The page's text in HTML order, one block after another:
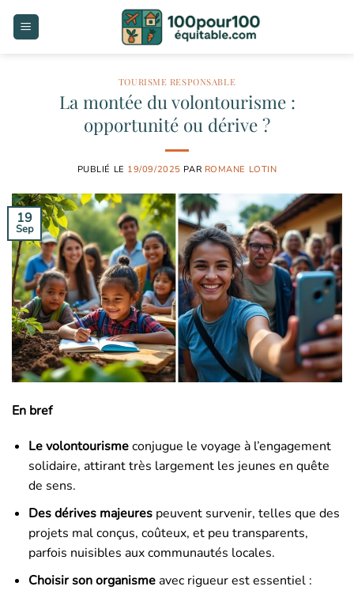
TOURISME RESPONSABLE
La montée du volontourisme :
opportunité ou dérive ?
PUBLIÉ LE 19/09/2025 PAR ROMANE LOTIN
19
Sep
En bref
Le volontourismeconjugue le voyage à l’engagement
solidaire, attirant très largement les jeunes en quête
de sens.
Des dérives majeurespeuvent survenir, telles que des
projets mal conçus, coûteux, et peu transparents,
parfois nuisibles aux communautés locales.
Choisir son organismeavec rigueur est essentiel :